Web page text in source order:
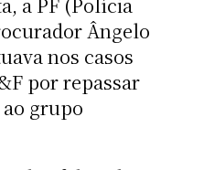
Ângelo
nos casos
por repassar
grupo